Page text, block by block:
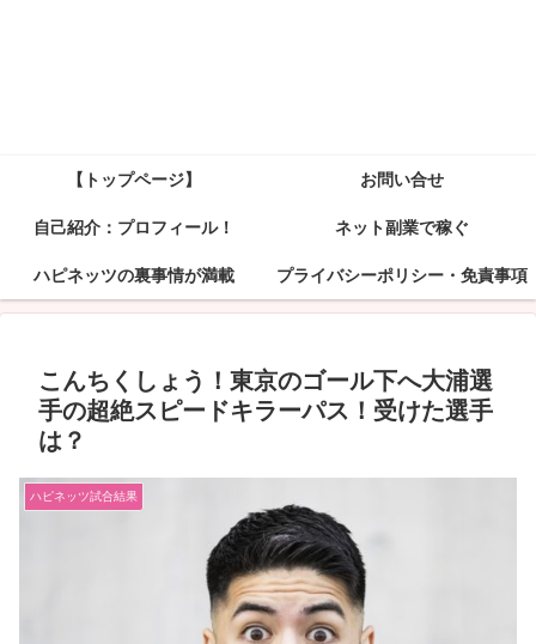
【トップページ】 お問い合せ
自己紹介：プロフィール！ ネット副業で稼ぐ
ハピネッツの裏事情が満載 プライバシーポリシー・免責事項
こんちくしょう！東京のゴール下へ大浦選
手の超絶スピードキラーパス！受けた選手
は？
ハピネッツ試合結果